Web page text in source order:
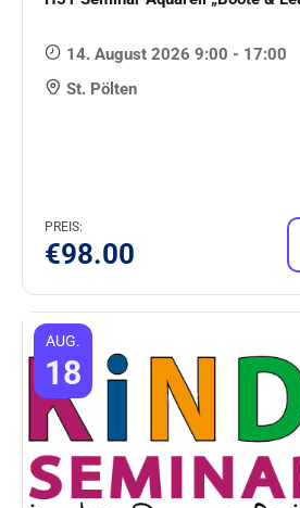
14. August 2026 9:00 - 17:00
St. Pölten
PREIS:
€98.00
AUG.
18